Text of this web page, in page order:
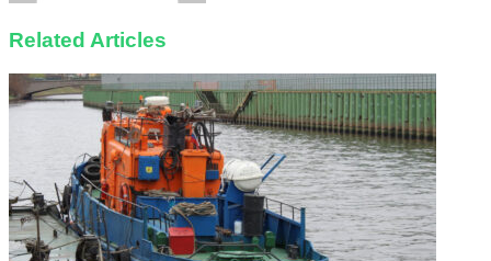
Related Articles